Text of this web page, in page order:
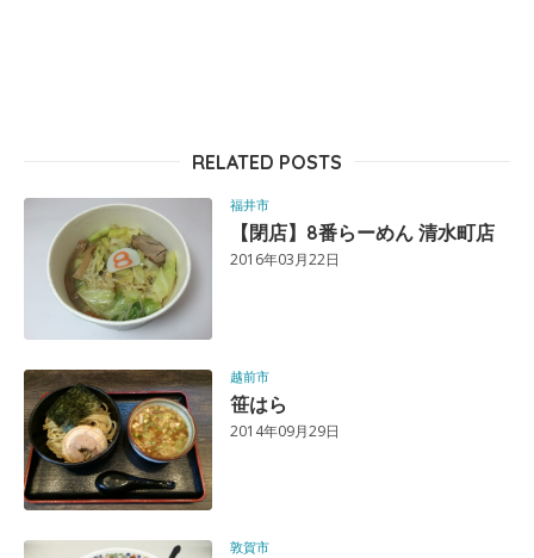
RELATED POSTS
福井市
【閉店】8番らーめん 清水町店
2016年03月22日
越前市
笹はら
2014年09月29日
敦賀市